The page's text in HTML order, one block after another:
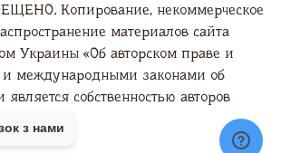
з нами
Копирование, некоммерческое
материалов сайта
Украины «Об авторском праве и
и международными законами об
является собственностью авторов